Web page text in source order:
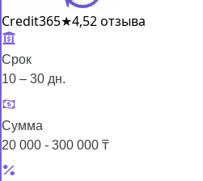
Credit365★4,52 отзыва
Срок
10 – 30 дн.
Сумма
20 000 - 300 000 ₸